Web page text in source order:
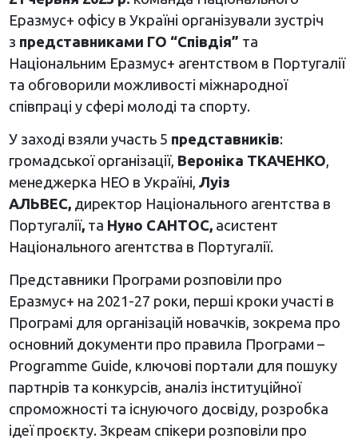
Еразмус+ офісу в Україні організували зустріч
з представниками ГО “Співдія” та
Національним Еразмус+ агентством в Португалії
та обговорили можливості міжнародної
співпраці у сфері молоді та спорту.
У заході взяли участь 5 представників:
громадської організації, Вероніка ТКАЧЕНКО,
менеджерка НЕО в Україні, Луіз
АЛЬВЕС, директор Національного агентства в
Португалії,та Нуно САНТОС, асистент
Національного агентства в Португалії.
Представники Програми розповіли про
Еразмус+ на 2021-27 роки, перші кроки участі в
Програмі для організацій новачків, зокрема про
основний документи про правила Програми –
Programme Guide, ключові портали для пошуку
партнрів та конкурсів, аналіз інституційної
спроможності та існуючого досвіду, розробка
ідеї проєкту. Зкреам спікери розповіли про